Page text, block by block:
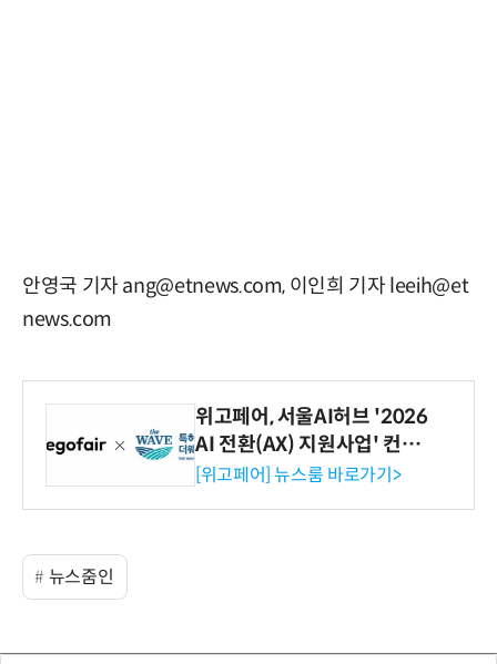
안영국 기자 ang@etnews.com, 이인희 기자 leeih@et
news.com
위고페어, 서울AI허브 '2026
AI 전환(AX) 지원사업' 컨소
시엄 선정
[위고페어] 뉴스룸 바로가기>
뉴스줌인